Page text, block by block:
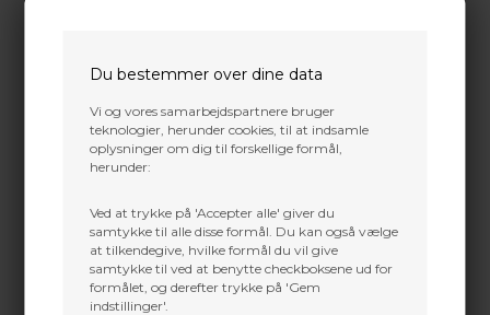
Du bestemmer over dine data
Vi og vores samarbejdspartnere bruger
teknologier, herunder cookies, til at indsamle
oplysninger om dig til forskellige formål,
herunder:
Ved at trykke på 'Accepter alle' giver du
samtykke til alle disse formål. Du kan også vælge
at tilkendegive, hvilke formål du vil give
samtykke til ved at benytte checkboksene ud for
formålet, og derefter trykke på 'Gem
indstillinger'.